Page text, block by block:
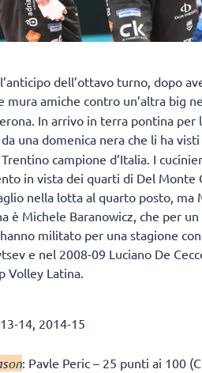
dell’ottavo turno, dopo
mura amiche contro un’altra big
In arrivo in terra pontina per
una domenica nera che li ha
campione d’Italia. I
in vista dei quarti di Del Monte
nella lotta al quarto posto, ma
è Michele Baranowicz, che per
militato per una stagione
e nel 2008-09 Luciano De
Volley Latina.
14, 2014-15
: Pavle Peric – 25 punti ai 100